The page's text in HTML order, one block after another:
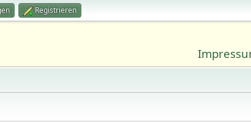
Registrieren